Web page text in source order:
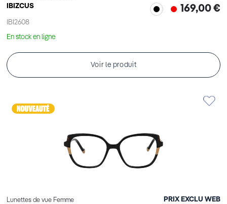
IBIZCUS
IBI2608
169,00 €
En stock en ligne
Voir le produit
Lunettes de vue Femme PRIX EXCLU WEB